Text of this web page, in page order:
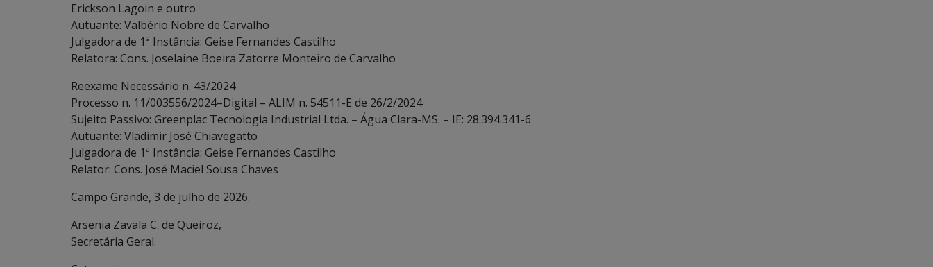
Erickson Lagoin e outro
Autuante: Valbério Nobre de Carvalho
Julgadora de 1ª Instância: Geise Fernandes Castilho
Relatora: Cons. Joselaine Boeira Zatorre Monteiro de Carvalho
Reexame Necessário n. 43/2024
Processo n. 11/003556/2024–Digital – ALIM n. 54511-E de 26/2/2024
Sujeito Passivo: Greenplac Tecnologia Industrial Ltda. – Água Clara-MS. – IE: 28.394.341-6
Autuante: Vladimir José Chiavegatto
Julgadora de 1ª Instância: Geise Fernandes Castilho
Relator: Cons. José Maciel Sousa Chaves
Campo Grande, 3 de julho de 2026.
Arsenia Zavala C. de Queiroz,
Secretária Geral.